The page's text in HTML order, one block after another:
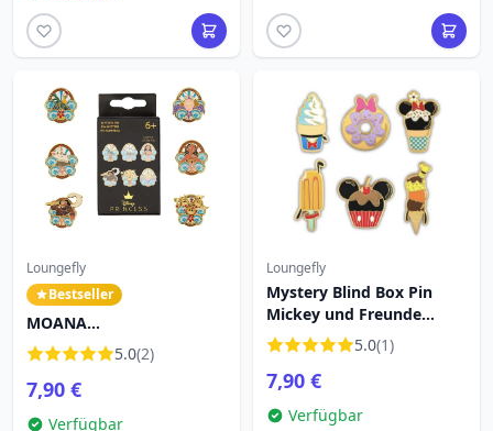
Loungefly
Bestseller
MOANA
-Überraschungsbox-
Anstecker - DISNEY
LOUNGEFLY
5.0(2)
7,90 €
Verfügbar
Loungefly
Mystery Blind Box Pin
Mickey und Freunde
Snacks - DISNEY
LOUNGEFLY
5.0(1)
7,90 €
Verfügbar